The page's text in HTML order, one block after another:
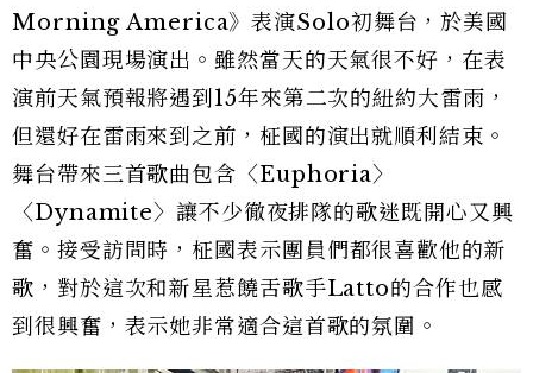
Morning America》表演Solo初舞台，於美國
中央公園現場演出。雖然當天的天氣很不好，在表
演前天氣預報將遇到15年來第二次的紐約大雷雨，
但還好在雷雨來到之前，柾國的演出就順利結束。
舞台帶來三首歌曲包含 〈Euphoria〉
〈Dynamite〉讓不少徹夜排隊的歌迷既開心又興
奮。接受訪問時， 柾國表示團員們都很喜歡他的新
歌，對於這次和新星惹饒舌歌手Latto的合作也感
到很興奮，表示她非常適合這首歌的氛圍。